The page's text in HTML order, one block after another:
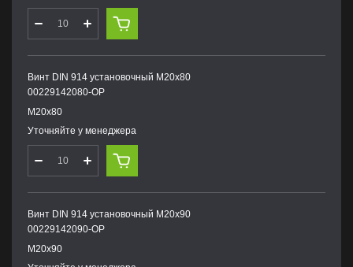
Винт DIN 914 установочный М20х80
00229142080-OP
М20х80
Уточняйте у менеджера
Винт DIN 914 установочный М20х90
00229142090-OP
М20х90